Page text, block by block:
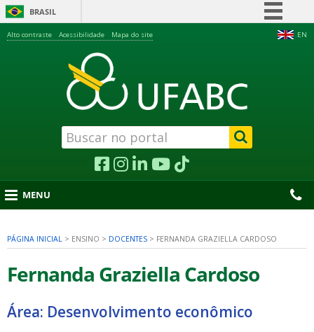
BRASIL
Acesso à informação
Legislação
Canais
EN
Alto contraste Acessibilidade Mapa do site
MENU
PÁGINA INICIAL > ENSINO > DOCENTES > FERNANDA GRAZIELLA CARDOSO
Fernanda Graziella Cardoso
Área: Desenvolvimento econômico